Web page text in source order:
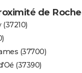
de
(37210)
(37700)
(37390)